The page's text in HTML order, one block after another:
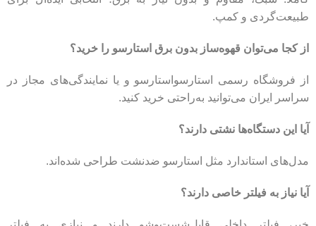
طبیعت‌گردی و کمپ.
از کجا می‌توان قهوه‌ساز بدون برق استارسو را خرید؟
از فروشگاه رسمی استارسواستارسو و یا نمایندگی‌های مجاز در
سراسر ایران می‌توانید به‌راحتی خرید کنید.
آیا این دستگاه‌ها نشتی دارند؟
مدل‌های استاندارد مثل استارسو ضدنشت طراحی شده‌اند.
آیا نیاز به فیلتر خاصی دارند؟